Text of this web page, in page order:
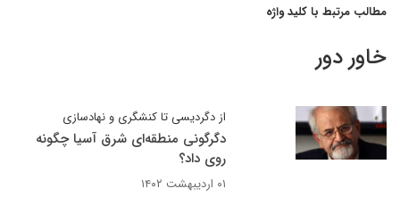
مطالب مرتبط با کلید واژه
خاور دور
از دگردیسی تا کنشگری و نهادسازی
دگرگونی منطقه‌ای شرق آسیا چگونه
روی داد؟
۰۱ اردیبهشت ۱۴۰۲